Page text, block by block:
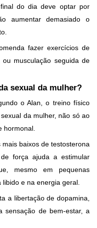
do dia deve optar por
aumentar demasiado o
fazer exercícios de
ou musculação seguida de
sexual da mulher?
o Alan, o treino físico
da mulher, não só ao
hormonal.
baixos de testosterona
força ajuda a estimular
mesmo em pequenas
e na energia geral.
a libertação de dopamina,
sensação de bem-estar, a